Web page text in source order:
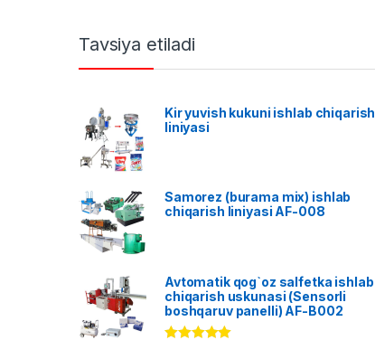
Tavsiya etiladi
Kir yuvish kukuni ishlab chiqarish
liniyasi
Samorez (burama mix) ishlab
chiqarish liniyasi AF-008
Avtomatik qog`oz salfetka ishlab
chiqarish uskunasi (Sensorli
boshqaruv panelli) AF-B002